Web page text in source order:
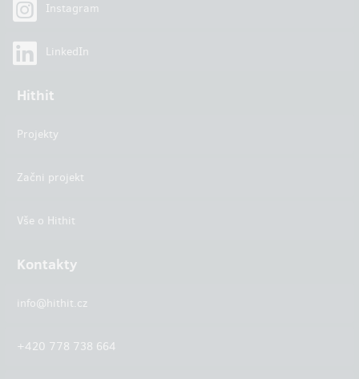
Instagram
LinkedIn
Hithit
Projekty
Začni projekt
Vše o Hithit
Kontakty
info@hithit.cz
+420 778 738 664